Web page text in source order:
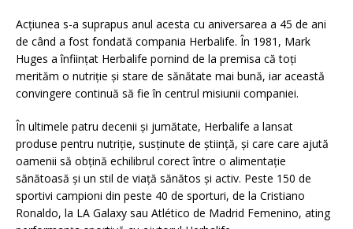
Acțiunea s-a suprapus anul acesta cu aniversarea a 45 de ani
de când a fost fondată compania Herbalife. În 1981, Mark
Huges a înființat Herbalife pornind de la premisa că toți
merităm o nutriție și stare de sănătate mai bună, iar această
convingere continuă să fie în centrul misiunii companiei.
În ultimele patru decenii și jumătate, Herbalife a lansat
produse pentru nutriție, susținute de știință, și care care ajută
oamenii să obțină echilibrul corect între o alimentație
sănătoasă și un stil de viață sănătos și activ. Peste 150 de
sportivi campioni din peste 40 de sporturi, de la Cristiano
Ronaldo, la LA Galaxy sau Atlético de Madrid Femenino, ating